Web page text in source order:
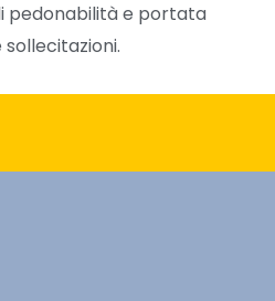
pedonabilità e portata
sollecitazioni.